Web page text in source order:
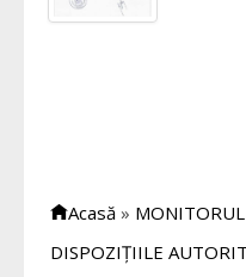
Acasă »
DISPOZIȚIILE